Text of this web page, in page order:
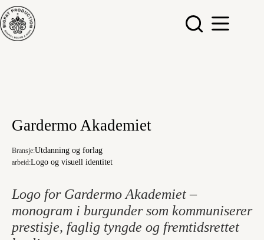
Hopp
til
innholdet
Gardermo Akademiet
Bransje:Utdanning og forlag
arbeid:Logo og visuell identitet
Logo for Gardermo Akademiet –
monogram i burgunder som kommuniserer
prestisje, faglig tyngde og fremtidsrettet